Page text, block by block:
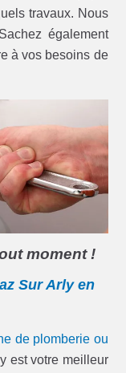
travaux. Nous
également
à vos besoins de
moment !
Sur Arly en
de plomberie ou
est votre meilleur